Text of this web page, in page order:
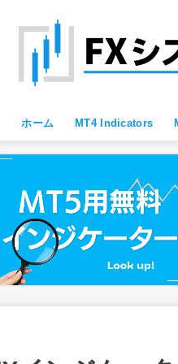
ホーム MT4 Indicators
MT4 すべて
MT4 便利ツール
MT4 Oscillator
MT4 Moving
MT4 Fibonacci
MT4 Bollinger
MT4 レジサポ・トレ
MT4 ブレイクアウト
MT4 スキャルピング
MT4 通貨強弱
MT4 プライスアクシ